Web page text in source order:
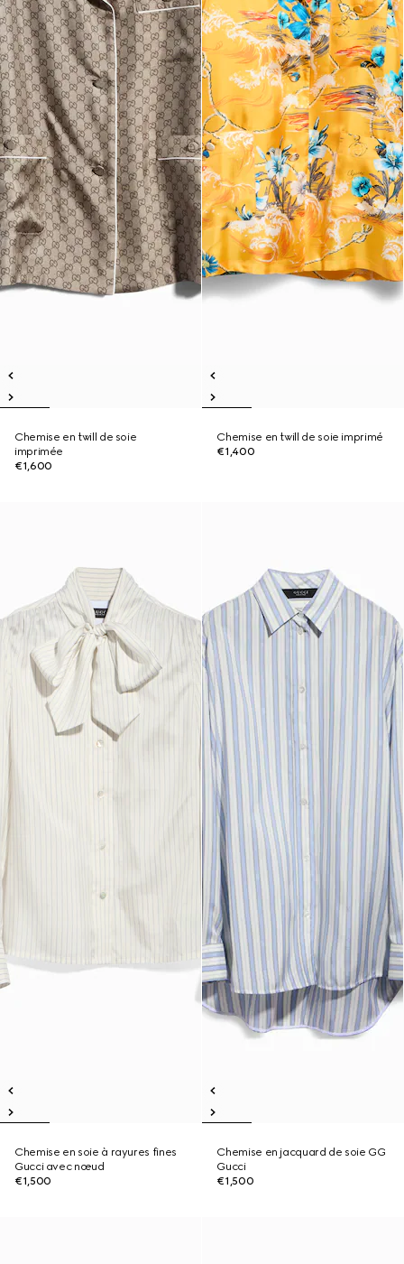
Chemise en twill de soie
imprimée
€1,600
Chemise en twill de soie imprimé
€1,400
Chemise en soie à rayures fines
Gucci avec nœud
€1,500
Chemise en jacquard de soie GG
Gucci
€1,500